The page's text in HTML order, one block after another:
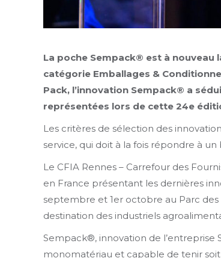
La poche Sempack® est à nouveau
catégorie Emballages &
Pack, l’innovation Sempack® a
représentées lors de cette 24e
Les critères de sélection des
service, qui doit à la fois répondre à
Le CFIA Rennes – Carrefour des
en France présentant les dernières
septembre et 1er octobre au Parc des
destination des industriels
Sempack®, innovation de l’entreprise
monomatériau et capable de tenir